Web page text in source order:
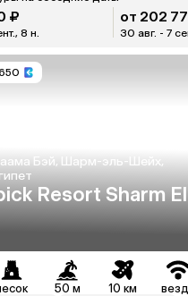
₽
8 н.
от 202
30 авг. - 7
Бэй, Шарм-эль-Шейх,
Resort Sharm El
50 м 10 км